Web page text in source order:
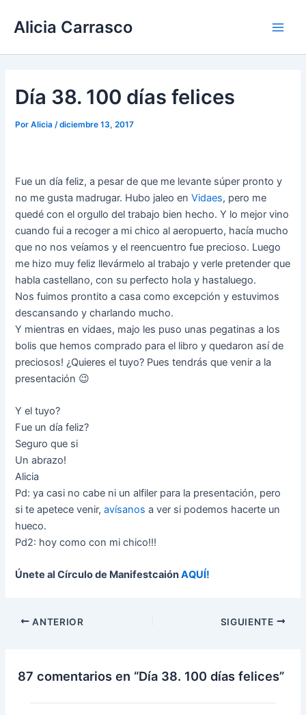
Alicia Carrasco
Día 38. 100 días felices
PorAlicia /diciembre 13, 2017
Fue un día feliz, a pesar de que me levante súper pronto y
no me gusta madrugar. Hubo jaleo enVidaes, pero me
quedé con el orgullo del trabajo bien hecho. Y lo mejor vino
cuando fui a recoger a mi chico al aeropuerto, hacía mucho
que no nos veíamos y el reencuentro fue precioso. Luego
me hizo muy feliz llevármelo al trabajo y verle pretender que
habla castellano, con su perfecto hola y hastaluego.
Nos fuimos prontito a casa como excepción y estuvimos
descansando y charlando mucho.
Y mientras en vidaes, majo les puso unas pegatinas a los
bolis que hemos comprado para el libro y quedaron así de
preciosos! ¿Quieres el tuyo? Pues tendrás que venir a la
presentación 😉
Y el tuyo?
Fue un día feliz?
Seguro que si
Un abrazo!
Alicia
Pd: ya casi no cabe ni un alfiler para la presentación, pero
si te apetece venir,avísanos a ver si podemos hacerte un
hueco.
Pd2: hoy como con mi chico!!!
Únete al Círculo de ManifestcaiónAQUÍ!
ANTERIOR SIGUIENTE
87 comentarios en “Día 38. 100 días felices”